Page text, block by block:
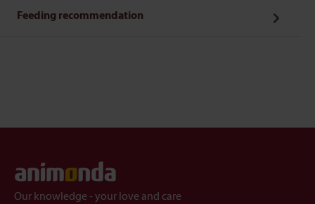
Feeding recommendation
Our knowledge - your love and care